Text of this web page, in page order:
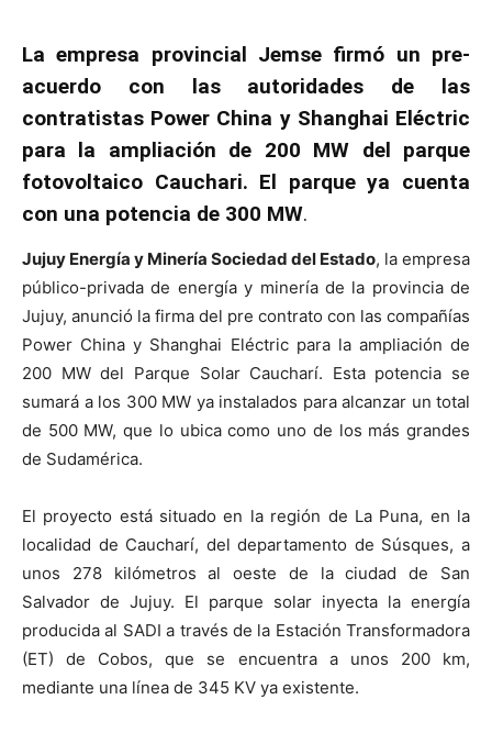
La empresa provincial Jemse firmó un pre-
acuerdo con las autoridades de las
contratistas Power China y Shanghai Eléctric
para la ampliación de 200 MW del parque
fotovoltaico Cauchari. El parque ya cuenta
con una potencia de 300 MW.
Jujuy Energía y Minería Sociedad del Estado, la empresa
público-privada de energía y minería de la provincia de
Jujuy, anunció la firma del pre contrato con las compañías
Power China y Shanghai Eléctric para la ampliación de
200 MW del Parque Solar Caucharí. Esta potencia se
sumará a los 300 MW ya instalados para alcanzar un total
de 500 MW, que lo ubica como uno de los más grandes
de Sudamérica.
El proyecto está situado en la región de La Puna, en la
localidad de Caucharí, del departamento de Súsques, a
unos 278 kilómetros al oeste de la ciudad de San
Salvador de Jujuy. El parque solar inyecta la energía
producida al SADI a través de la Estación Transformadora
(ET) de Cobos, que se encuentra a unos 200 km,
mediante una línea de 345 KV ya existente.